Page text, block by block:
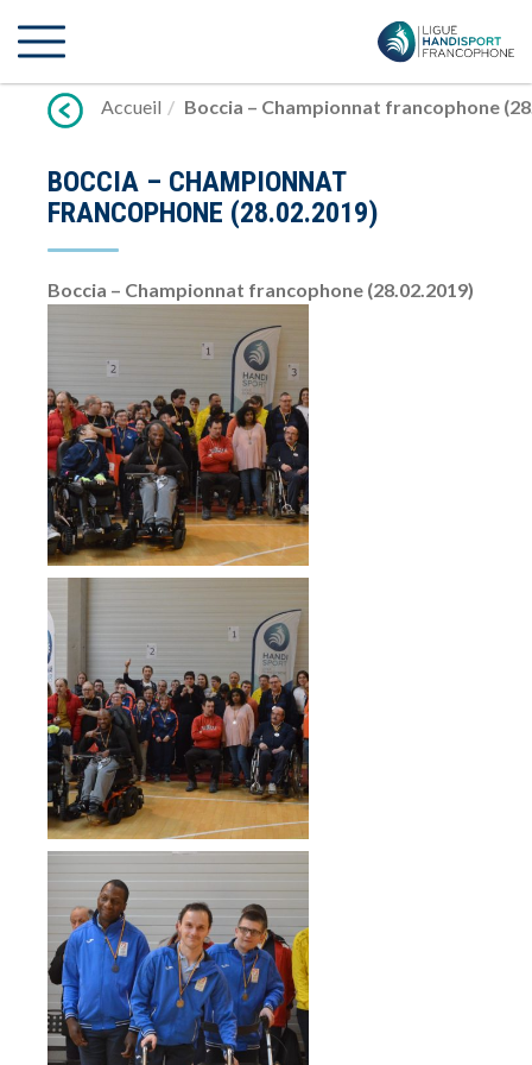
vers
Accueil
Boccia – Championnat francophone
BOCCIA – CHAMPIONNAT
FRANCOPHONE (28.02.2019)
Boccia – Championnat francophone (28.02.2019)